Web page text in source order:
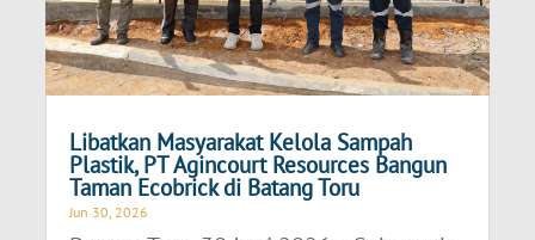
Libatkan Masyarakat Kelola Sampah
Plastik, PT Agincourt Resources Bangun
Taman Ecobrick di Batang Toru
Jun 30, 2026